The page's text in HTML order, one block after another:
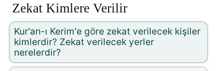
Zekat Kimlere Verilir
Kur'an-ı Kerim'e göre zekat verilecek kişiler
kimlerdir? Zekat verilecek yerler
nerelerdir?